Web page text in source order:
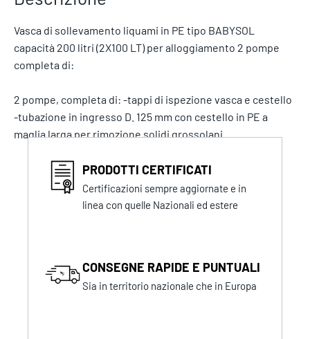
Vasca di sollevamento liquami in PE tipo BABYSOL
capacità 200 litri (2X100 LT) per alloggiamento 2 pompe
completa di:
2 pompe, completa di: -tappi di ispezione vasca e cestello
-tubazione in ingresso D. 125 mm con cestello in PE a
maglia larga per rimozione solidi grossolani
PRODOTTI CERTIFICATI
Certificazioni sempre aggiornate e in
linea con quelle Nazionali ed estere
CONSEGNE RAPIDE E PUNTUALI
Sia in territorio nazionale che in Europa